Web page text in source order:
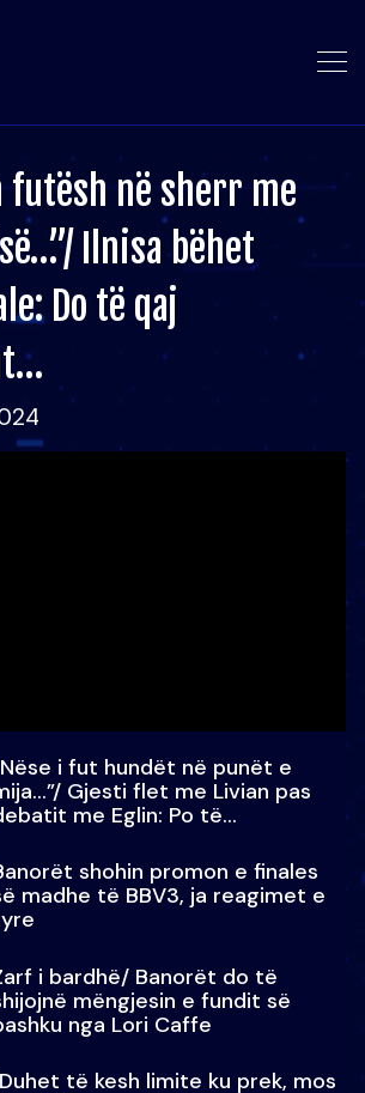
futësh në sherr me
Ilnisa bëhet
Do të qaj
i fut hundët në punët e
Gjesti flet me Livian pas
me Eglin: Po të
shohin promon e finales
madhe të BBV3, ja reagimet e
i bardhë/ Banorët do të
mëngjesin e fundit së
nga Lori Caffe
të kesh limite ku prek, mos